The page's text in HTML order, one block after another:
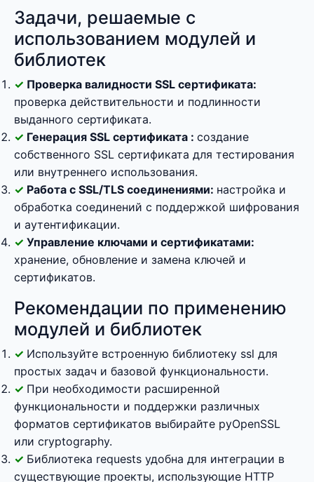
Задачи, решаемые с
использованием модулей и
библиотек
Проверка валидности SSL сертификата:
проверка действительности и подлинности
выданного сертификата.
Генерация SSL сертификата : создание
собственного SSL сертификата для тестирования
или внутреннего использования.
Работа с SSL/TLS соединениями: настройка и
обработка соединений с поддержкой шифрования
и аутентификации.
Управление ключами и сертификатами:
хранение, обновление и замена ключей и
сертификатов.
Рекомендации по применению
модулей и библиотек
Используйте встроенную библиотеку ssl для
простых задач и базовой функциональности.
При необходимости расширенной
функциональности и поддержки различных
форматов сертификатов выбирайте pyOpenSSL
или cryptography.
Библиотека requests удобна для интеграции в
существующие проекты, использующие HTTP